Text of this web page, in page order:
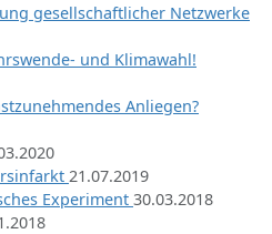
gesellschaftlicher Netzwerke
und Klimawahl!
Anliegen?
21.07.2019
Experiment 30.03.2018